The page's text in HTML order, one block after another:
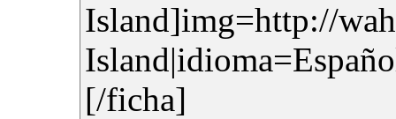
Island]img=http://
[/ficha]